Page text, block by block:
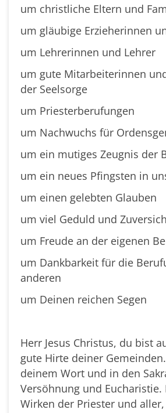
um christliche Eltern und
um gläubige Erzieherinnen
um Lehrerinnen und Lehrer
um gute Mitarbeiterinnen
der Seelsorge
um Priesterberufungen
um Nachwuchs für
um ein mutiges Zeugnis der
um ein neues Pfingsten in
um einen gelebten Glauben
um viel Geduld und
um Freude an der eigenen
um Dankbarkeit für die
anderen
um Deinen reichen Segen
Herr Jesus Christus, du bist
gute Hirte deiner
deinem Wort und in den
Versöhnung und Eucharistie.
Wirken der Priester und